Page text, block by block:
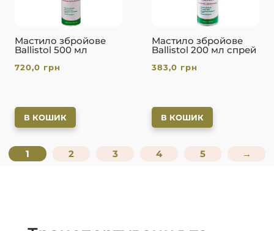
Мастило збройове
Ballistol 500 мл
720,0 грн
В КОШИК
Мастило збройове
Ballistol 200 мл спрей
383,0 грн
В КОШИК
1 2 3 4 5 →